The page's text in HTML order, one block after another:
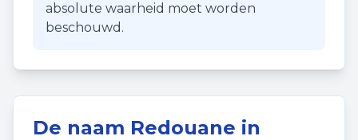
absolute waarheid moet worden
beschouwd.
De naam Redouane in